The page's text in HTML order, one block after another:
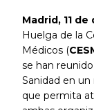
Madrid, 11
Huelga de la
Médicos (
se han
Sanidad en
que permita